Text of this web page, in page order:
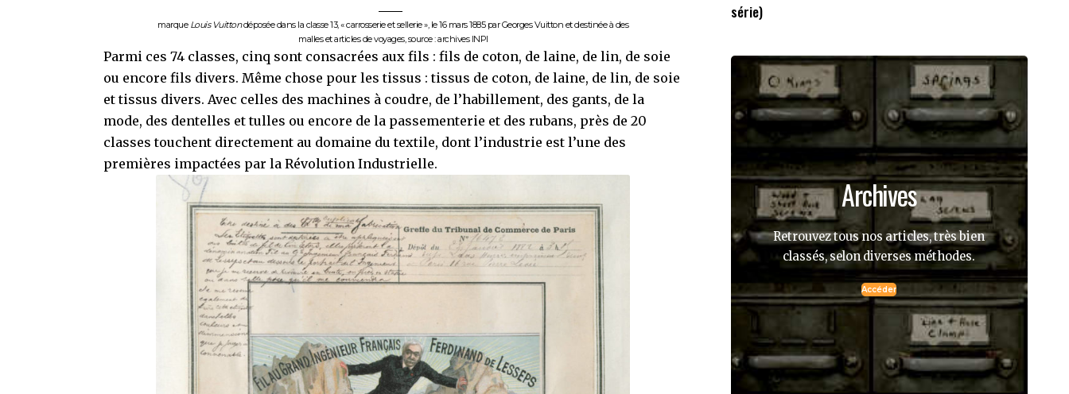
marque Louis Vuittondéposée dans la classe 13, « carrosserie et sellerie », le 16 mars 1885 par Georges Vuitton et destinée à des
malles et articles de voyages, source : archives INPI
Parmi ces 74 classes, cinq sont consacrées aux fils : fils de coton, de laine, de lin, de soie
ou encore fils divers. Même chose pour les tissus : tissus de coton, de laine, de lin, de soie
et tissus divers. Avec celles des machines à coudre, de l’habillement, des gants, de la
mode, des dentelles et tulles ou encore de la passementerie et des rubans, près de 20
classes touchent directement au domaine du textile, dont l’industrie est l’une des
premières impactées par la Révolution Industrielle.
série)
Archives
Retrouvez tous nos articles, très bien
classés, selon diverses méthodes.
Accéder